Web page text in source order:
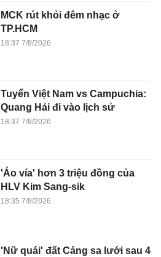
MCK rút khỏi đêm nhạc ở
TP.HCM
18:37 7/8/2026
Tuyển Việt Nam vs Campuchia:
Quang Hải đi vào lịch sử
18:37 7/8/2026
'Áo vía' hơn 3 triệu đồng của
HLV Kim Sang-sik
18:35 7/8/2026
'Nữ quái' đất Cảng sa lưới sau 4